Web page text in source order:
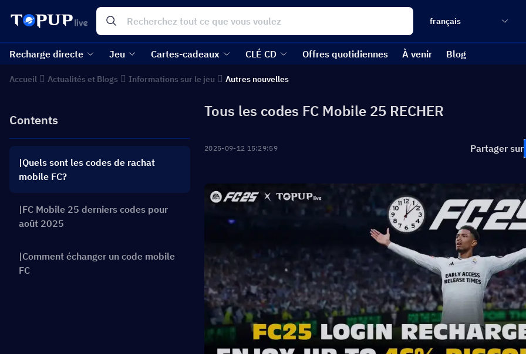
français
Recharge directe Jeu Cartes-cadeaux CLÉ CD Offres quotidiennes À venir Blog
Accueil Actualités et Blogs Informations sur le jeu Autres nouvelles
Contents
|Quels sont les codes de rachat
mobile FC?
|FC Mobile 25 derniers codes pour
août 2025
|Comment échanger un code mobile
FC
Tous les codes FC Mobile 25 RECHER
2025-09-12 15:29:59 Partager sur